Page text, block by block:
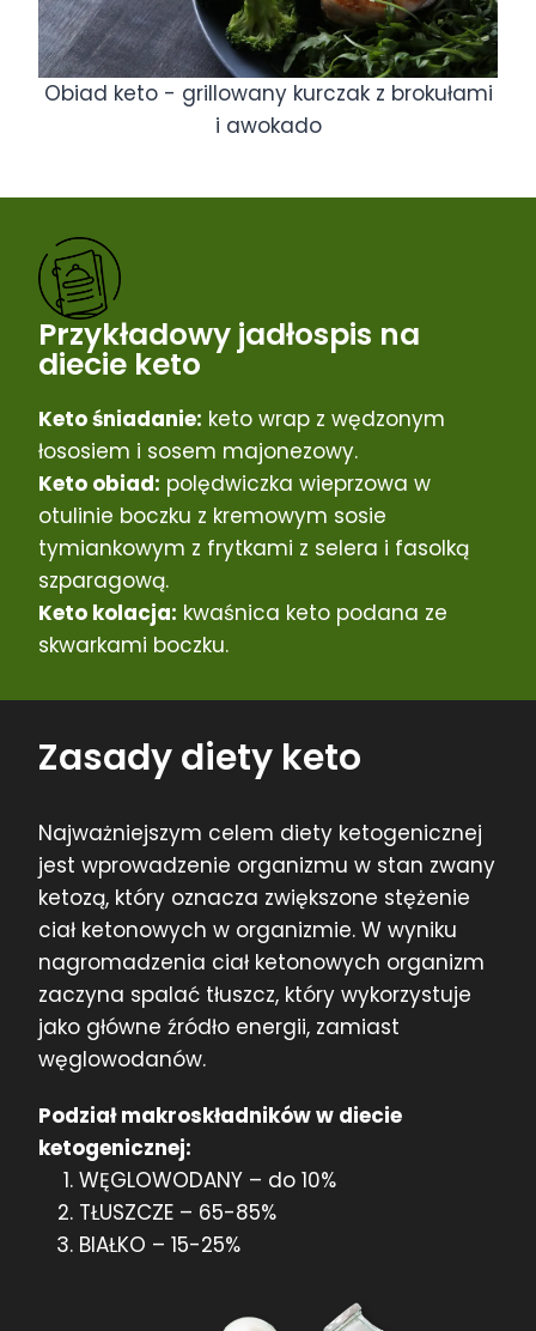
Obiad keto - grillowany kurczak z brokułami
i awokado
Przykładowy jadłospis na
diecie keto
Keto śniadanie: keto wrap z wędzonym
łososiem i sosem majonezowy.
Keto obiad: polędwiczka wieprzowa w
otulinie boczku z kremowym sosie
tymiankowym z frytkami z selera i fasolką
szparagową.
Keto kolacja: kwaśnica keto podana ze
skwarkami boczku.
Zasady diety keto
Najważniejszym celem diety ketogenicznej
jest wprowadzenie organizmu w stan zwany
ketozą, który oznacza zwiększone stężenie
ciał ketonowych w organizmie. W wyniku
nagromadzenia ciał ketonowych organizm
zaczyna spalać tłuszcz, który wykorzystuje
jako główne źródło energii, zamiast
węglowodanów.
Podział makroskładników w diecie
ketogenicznej:
WĘGLOWODANY – do 10%
TŁUSZCZE – 65-85%
BIAŁKO – 15-25%